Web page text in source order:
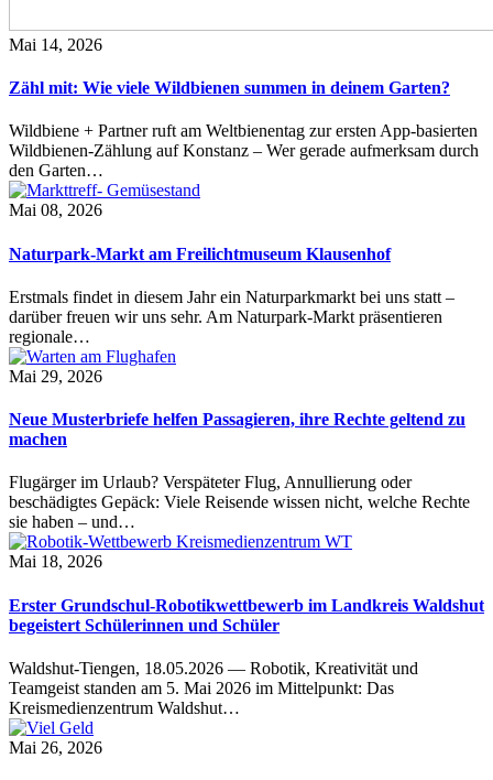
Mai 14, 2026
Zähl mit: Wie viele Wildbienen summen in deinem Garten?
Wildbiene + Partner ruft am Weltbienentag zur ersten App-basierten
Wildbienen-Zählung auf Konstanz – Wer gerade aufmerksam durch
den Garten…
Mai 08, 2026
Naturpark-Markt am Freilichtmuseum Klausenhof
Erstmals findet in diesem Jahr ein Naturparkmarkt bei uns statt –
darüber freuen wir uns sehr. Am Naturpark-Markt präsentieren
regionale…
Mai 29, 2026
Neue Musterbriefe helfen Passagieren, ihre Rechte geltend zu
machen
Flugärger im Urlaub? Verspäteter Flug, Annullierung oder
beschädigtes Gepäck: Viele Reisende wissen nicht, welche Rechte
sie haben – und…
Mai 18, 2026
Erster Grundschul-Robotikwettbewerb im Landkreis Waldshut
begeistert Schülerinnen und Schüler
Waldshut-Tiengen, 18.05.2026 — Robotik, Kreativität und
Teamgeist standen am 5. Mai 2026 im Mittelpunkt: Das
Kreismedienzentrum Waldshut…
Mai 26, 2026